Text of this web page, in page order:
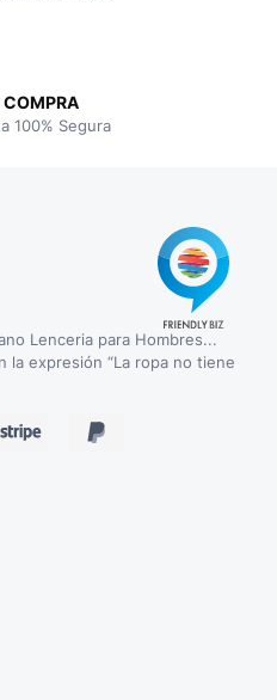
COMPRA
100% Segura
Lenceria para Hombres...
la expresión “La ropa no tiene